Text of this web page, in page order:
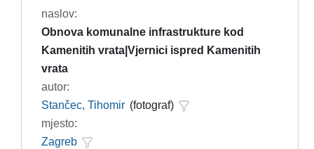
naslov:
Obnova komunalne infrastrukture kod
Kamenitih vrata|Vjernici ispred Kamenitih
vrata
autor:
Stančec, Tihomir (fotograf)
mjesto:
Zagreb